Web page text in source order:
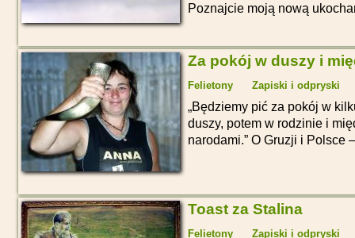
Poznajcie moją nową
Za pokój w duszy i
Felietony Zapiski i odpryski
Będziemy pić za pokój w
duszy, potem w rodzinie i
narodami. O Gruzji i Polsce
Toast za Stalina
Felietony Zapiski i odpryski